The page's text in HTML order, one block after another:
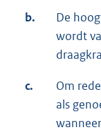
b.
De
wordt
c.
Om
als